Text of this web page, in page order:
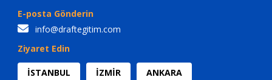
E-posta Gönderin
info@draftegitim.com
Ziyaret Edin
İSTANBUL İZMİR ANKARA